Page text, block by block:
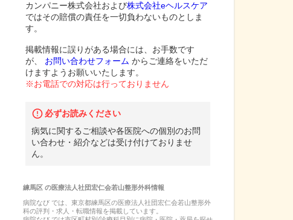
カンパニー株式会社および株式会社eヘルスケア
ではその賠償の責任を一切負わないものとしま
す。
掲載情報に誤りがある場合には、お手数です
が、
お問い合わせフォーム からご連絡をいただ
けますようお願いいたします。
※お電話での対応は行っておりません
必ずお読みください
病気に関するご相談や各医院への個別のお問
い合わせ・紹介などは受け付けておりませ
ん。
練馬区の医療法人社団宏仁会若山整形外科情報
病院なび では、 東京都練馬区の医療法人社団宏仁会若山整形外
科の評判・求人・転職情報を掲載しています。